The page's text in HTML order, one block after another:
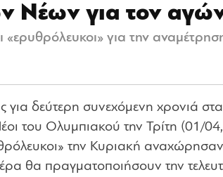
Νέων για τον
«ερυθρόλευκοι» για την
για δεύτερη συνεχόμενη χρονιά
του Ολυμπιακού την Τρίτη (01/
την Κυριακή
θα πραγματοποιήσουν την